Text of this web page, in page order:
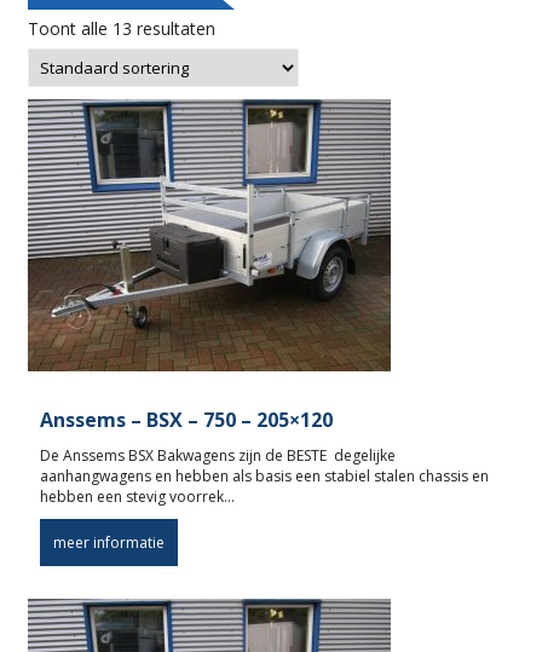
Toont alle 13 resultaten
Anssems – BSX – 750 – 205×120
De Anssems BSX Bakwagens zijn de BESTE degelijke
aanhangwagens en hebben als basis een stabiel stalen chassis en
hebben een stevig voorrek…
meer informatie